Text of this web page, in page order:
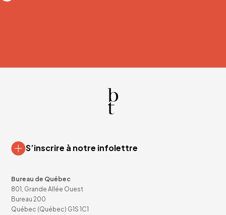
S’inscrire à notre infolettre
Bureau de Québec
801, Grande Allée Ouest
Bureau 200
Québec (Québec) G1S 1C1